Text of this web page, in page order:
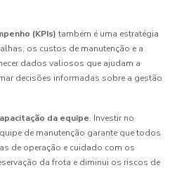
(KPIs) também é uma estratégia
os custos de manutenção e a
dados valiosos que ajudam a
decisões informadas sobre a gestão
da equipe. Investir no
de manutenção garante que todos
de operação e cuidado com os
da frota e diminui os riscos de